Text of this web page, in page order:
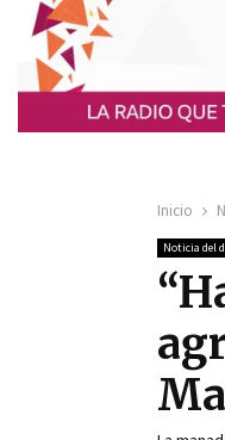
Inicio
Noticia del